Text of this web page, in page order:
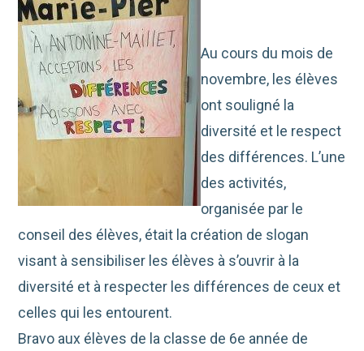
Au cours du mois de
novembre, les élèves
ont souligné la
diversité et le respect
des différences. L’une
des activités,
organisée par le
conseil des élèves, était la création de slogan
visant à sensibiliser les élèves à s’ouvrir à la
diversité et à respecter les différences de ceux et
celles qui les entourent.
Bravo aux élèves de la classe de 6e année de